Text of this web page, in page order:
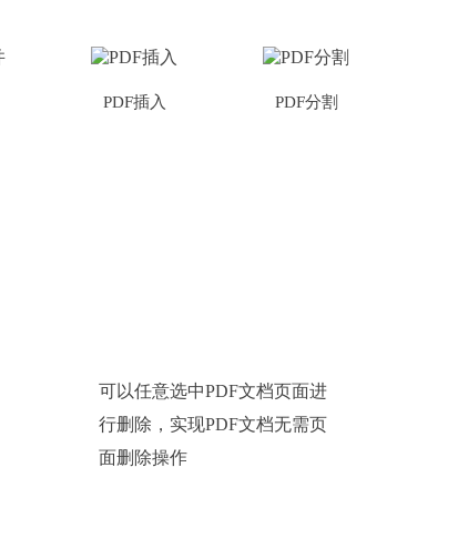
PDF插入 PDF分割
可以任意选中PDF文档页面进
行删除，实现PDF文档无需页
面删除操作